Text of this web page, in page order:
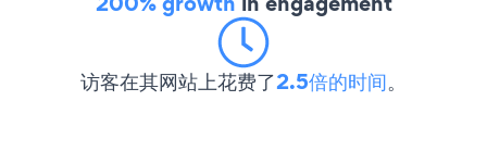
访客在其网站上花费了2.5倍的时间。